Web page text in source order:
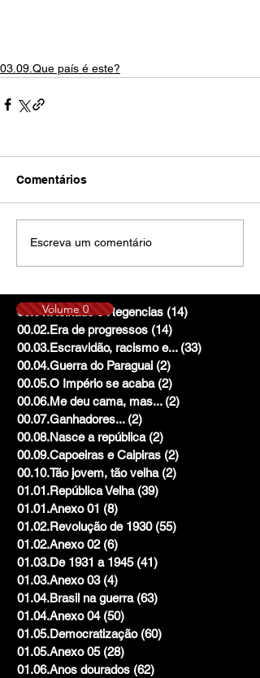
03.09.Que país é este?
Comentários
Escreva um comentário
00.01.Reinado e Regencias (14)
00.02.Era de progressos (14)
00.03.Escravidão, racismo e... (33)
00.04.Guerra do Paraguai (2)
00.05.O Império se acaba (2)
00.06.Me deu cama, mas... (2)
00.07.Ganhadores... (2)
00.08.Nasce a república (2)
00.09.Capoeiras e Caipiras (2)
00.10.Tão jovem, tão velha (2)
01.01.República Velha (39)
01.01.Anexo 01 (8)
01.02.Revolução de 1930 (55)
01.02.Anexo 02 (6)
01.03.De 1931 a 1945 (41)
01.03.Anexo 03 (4)
01.04.Brasil na guerra (63)
01.04.Anexo 04 (50)
01.05.Democratização (60)
01.05.Anexo 05 (28)
01.06.Anos dourados (62)
Volume 0